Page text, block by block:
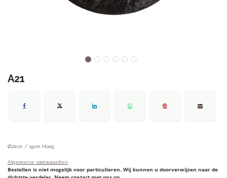
A21
Ø21cm / 19cm Hoog
Algemene voorwaarden
Bestellen is niet mogelijk voor particulieren. Wij kunnen u doorverwijzen naar de